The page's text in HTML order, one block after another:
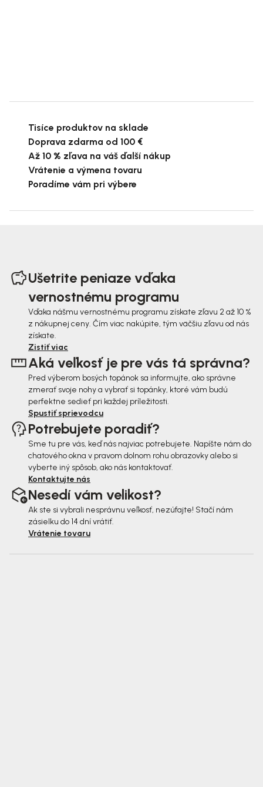
Tisíce produktov na sklade
Doprava zdarma od 100 €
Až 10 % zľava na váš ďalší nákup
Vrátenie a výmena tovaru
Poradíme vám pri výbere
Ušetrite peniaze vďaka
vernostnému programu
Vďaka nášmu vernostnému programu získate zľavu 2 až 10 %
z nákupnej ceny. Čím viac nakúpite, tým väčšiu zľavu od nás
získate.
Zistiť viac
Aká veľkosť je pre vás tá správna?
Pred výberom bosých topánok sa informujte, ako správne
zmerať svoje nohy a vybrať si topánky, ktoré vám budú
perfektne sedieť pri každej príležitosti.
Spustiť sprievodcu
Potrebujete poradiť?
Sme tu pre vás, keď nás najviac potrebujete. Napíšte nám do
chatového okna v pravom dolnom rohu obrazovky alebo si
vyberte iný spôsob, ako nás kontaktovať.
Kontaktujte nás
Nesedí vám velikost?
Ak ste si vybrali nesprávnu veľkosť, nezúfajte! Stačí nám
zásielku do 14 dní vrátiť.
Vrátenie tovaru